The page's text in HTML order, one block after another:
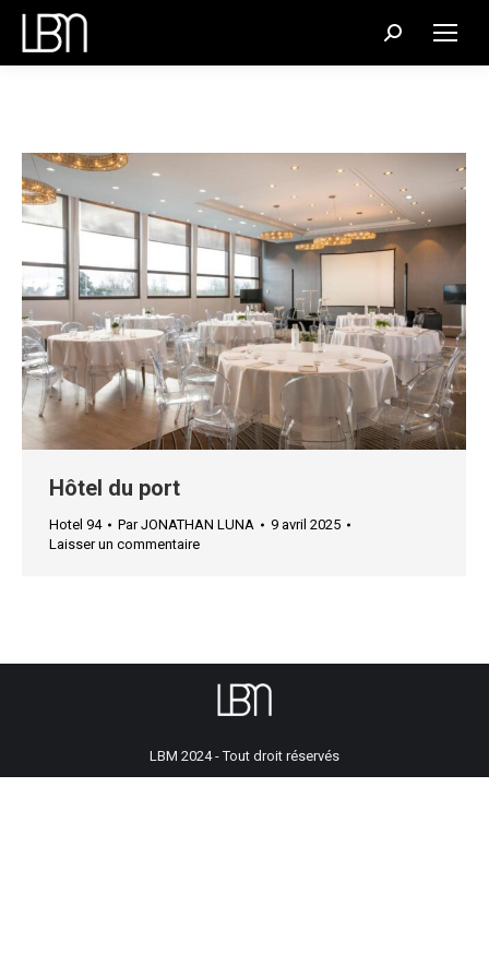
Recherche
:
Hôtel du port
Hotel 94 ParJONATHAN LUNA
9 avril 2025
Laisser un commentaire
LBM 2024 - Tout droit réservés